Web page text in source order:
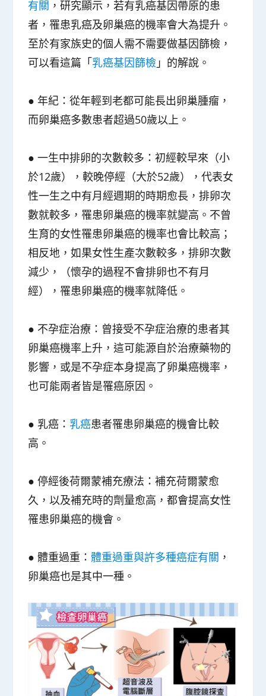
有關 ，研究顯示，若有乳癌基因帶原的患
者，罹患乳癌及卵巢癌的機率會大為提升。
至於有家族史的個人需不需要做基因篩檢，
可以看這篇「乳癌基因篩檢 」的解說。
● 年紀：從年輕到老都可能長出卵巢腫瘤，
而卵巢癌多數患者超過50歲以上 。
● 一生中排卵的次數較多：初經較早來 （小
於12歲）
，較晚停經 （大於52歲），代表女
性一生之中有月經週期的時期愈長，排卵次
數就較多，罹患卵巢癌的機率就變高。 不曾
生育的女性罹患卵巢癌的機率也會比較高；
相反地，如果女性生產次數較多，排卵次數
減少，（懷孕的過程不會排卵也不有月
經），罹患卵巢癌的機率就降低。
● 不孕症治療：曾接受不孕症治療的患者其
卵巢癌機率上升，這可能源自於治療藥物的
影響，或是不孕症本身提高了卵巢癌機率，
也可能兩者皆是罹癌原因。
● 乳癌：乳癌患者罹患卵巢癌的機會比較
高。
● 停經後荷爾蒙補充療法：補充荷爾蒙愈
久，以及補充時的劑量愈高，都會提高女性
罹患卵巢癌的機會。
● 體重過重： 體重過重與許多種癌症有關 ，
卵巢癌也是其中一種。